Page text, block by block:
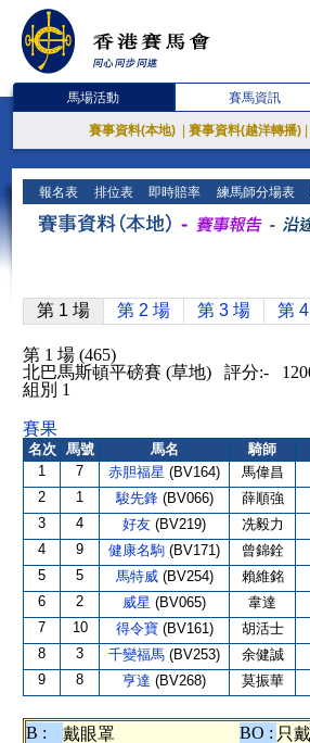
馬場活動 賽馬資訊
賽事資料(本地) 賽事資料(越洋轉播)
報名表 排位表 即時賠率 練馬師分場表
第 1 場 第 2 場 第 3 場 第
第 1 場 (465)
北巴馬斯頓平磅賽 (草地) 評分:-
組別 1
賽果
名次 馬號 馬名 騎師
1
7 赤胆福星 (BV164) 馬偉昌
2 1 駿先鋒 (BV066) 薛順強
3 4 好友 (BV219) 冼毅力
4 9 健康名駒 (BV171) 曾錦銓
5 5 馬特威 (BV254) 賴維銘
6 2 威星 (BV065) 韋達
7 10 得令寶 (BV161) 胡活士
8 3 千變福馬 (BV253) 余健誠
9 8 亨達 (BV268) 莫振華
B : 戴眼罩 BO : 只